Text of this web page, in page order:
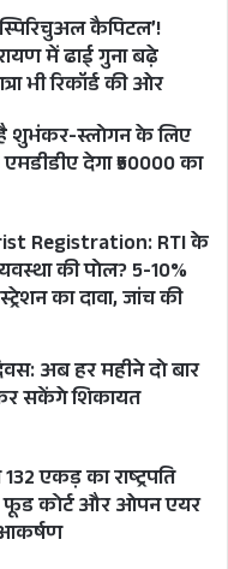
कैपिटल’!
में ढाई गुना बढ़े
भी रिकॉर्ड की ओर
शुभंकर-स्लोगन के लिए
देगा ₹50000 का
Registration: RTI के
की पोल? 5-10%
का दावा, जांच की
अब हर महीने दो बार
सकेंगे शिकायत
एकड़ का राष्ट्रपति
फूड कोर्ट और ओपन एयर